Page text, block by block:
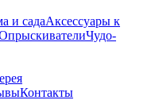
и садаАксессуары к
Чудо-
Контакты